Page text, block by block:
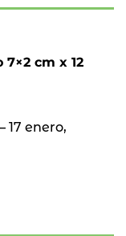
7×2 cm x 12
– 17 enero,